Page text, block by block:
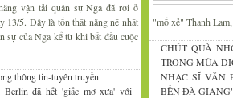
vận tải quân sự Nga đã rơi ở
13/5. Đây là tổn thất nặng nề nhất
sự của Nga kể từ khi bắt đầu cuộc
thông tin-tuyên truyền
đã hết 'giấc mơ xưa' với
"mổ xẻ" Thanh
CHÚT QUÀ
TRONG MÙA
NHẠC SĨ VĂN
BẾN ĐÀ